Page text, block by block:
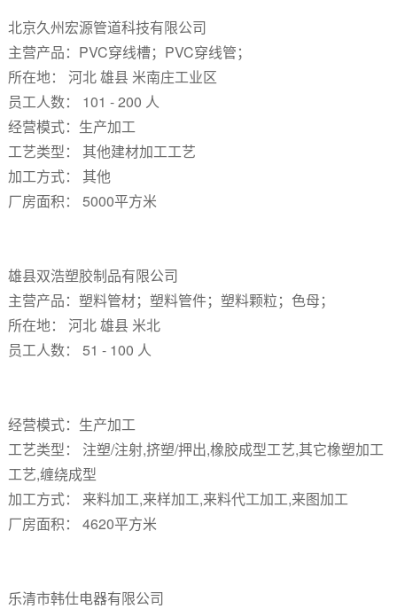
北京久州宏源管道科技有限公司
主营产品：PVC穿线槽；PVC穿线管；
所在地： 河北 雄县 米南庄工业区
员工人数： 101 - 200 人
经营模式：生产加工
工艺类型： 其他建材加工工艺
加工方式： 其他
厂房面积： 5000平方米
雄县双浩塑胶制品有限公司
主营产品：塑料管材；塑料管件；塑料颗粒；色母；
所在地： 河北 雄县 米北
员工人数： 51 - 100 人
经营模式：生产加工
工艺类型： 注塑/注射,挤塑/押出,橡胶成型工艺,其它橡塑加工
工艺,缠绕成型
加工方式： 来料加工,来样加工,来料代工加工,来图加工
厂房面积： 4620平方米
乐清市韩仕电器有限公司